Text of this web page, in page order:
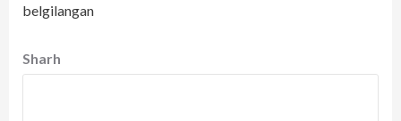
belgilangan
Sharh